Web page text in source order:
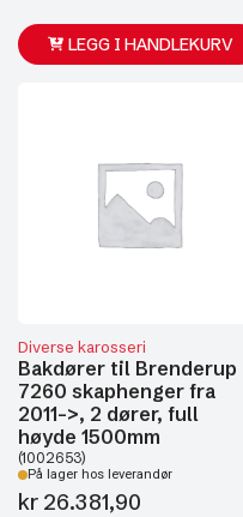
LEGG I HANDLEKURV
Diverse karosseri
Bakdører til Brenderup
7260 skaphenger fra
2011->, 2 dører, full
høyde 1500mm
(1002653)
På lager hos leverandør
kr 26.381,90